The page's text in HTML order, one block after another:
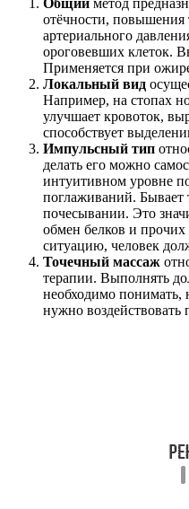
Общий метод
отёчности, повышения
артериального
ороговевших клеток.
Применяется при
Локальный вид
Например, на стопах
улучшает кровоток,
способствует
Импульсный тип
делать его можно
интуитивном уровне
поглаживаний. Бывает
почесывании. Это
обмен белков и
ситуацию, человек
Точечный массаж
терапии. Выполнять
необходимо понимать,
нужно воздействовать